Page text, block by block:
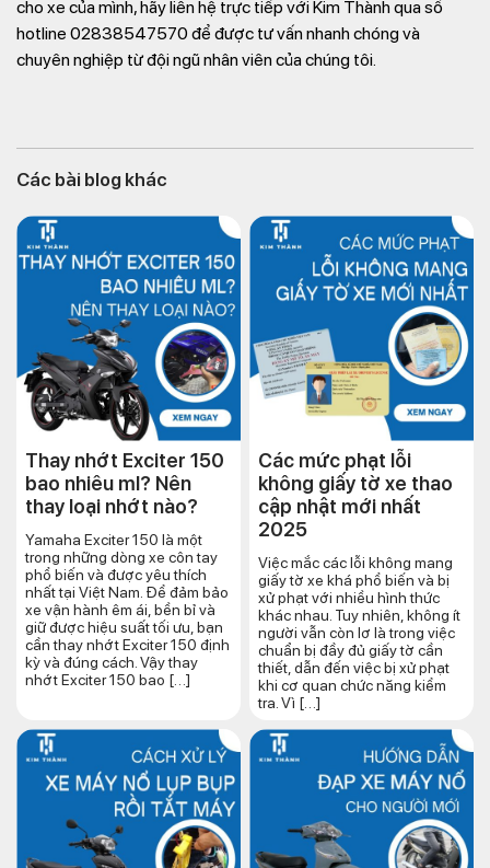
cho xe của mình, hãy liên hệ trực tiếp với Kim Thành qua số
hotline 02838547570 để được tư vấn nhanh chóng và
chuyên nghiệp từ đội ngũ nhân viên của chúng tôi.
Các bài blog khác
Thay nhớt Exciter 150
bao nhiêu ml? Nên
thay loại nhớt nào?
Yamaha Exciter 150 là một
trong những dòng xe côn tay
phổ biến và được yêu thích
nhất tại Việt Nam. Để đảm bảo
xe vận hành êm ái, bền bỉ và
giữ được hiệu suất tối ưu, bạn
cần thay nhớt Exciter 150 định
kỳ và đúng cách. Vậy thay
nhớt Exciter 150 bao […]
Các mức phạt lỗi
không giấy tờ xe thao
cập nhật mới nhất
2025
Việc mắc các lỗi không mang
giấy tờ xe khá phổ biến và bị
xử phạt với nhiều hình thức
khác nhau. Tuy nhiên, không ít
người vẫn còn lơ là trong việc
chuẩn bị đầy đủ giấy tờ cần
thiết, dẫn đến việc bị xử phạt
khi cơ quan chức năng kiểm
tra. Vì […]